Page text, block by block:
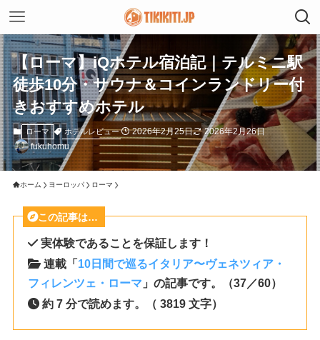
【ローマ】iQホテル宿泊記｜テルミニ駅
徒歩10分・サウナ＆コインランドリー付
きおすすめホテル
ローマ ホテルレビュー 2026年2月25日
2026年2月26日
fukuhomu
ホーム ヨーロッパ ローマ
この記事は…
実体験であることを保証します！
連載「10日間で巡るイタリア〜ヴェネツィア・
フィレンツェ・ローマ 」の記事です。（37／60）
約 7 分で読めます。（ 3819 文字）